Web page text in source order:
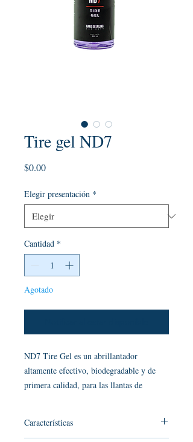
Tire gel ND7
$0.00Precio
Elegir presentación *
Cantidad *
Agotado
ND7 Tire Gel es un abrillantador
altamente efectivo, biodegradable y de
primera calidad, para las llantas de
cuidado duradero y alto brillo a los
Características